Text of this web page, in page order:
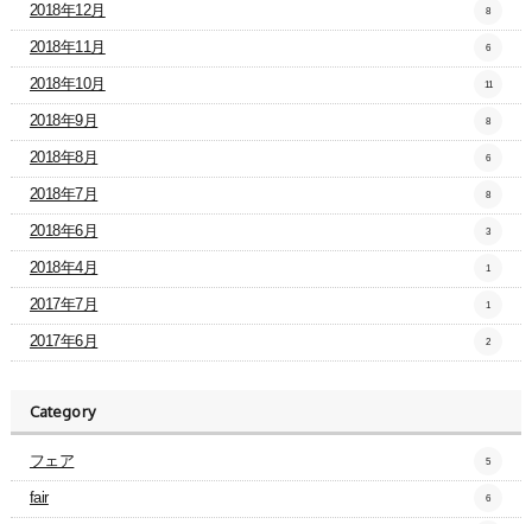
2018年12月 8
2018年11月 6
2018年10月 11
2018年9月 8
2018年8月 6
2018年7月 8
2018年6月 3
2018年4月 1
2017年7月 1
2017年6月 2
Category
フェア 5
fair 6